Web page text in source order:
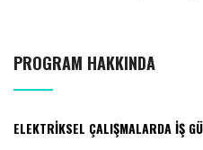
PROGRAM HAKKINDA
ELEKTRIKSEL ÇALIŞMALARDA İŞ